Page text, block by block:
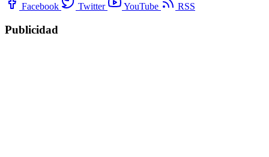
Facebook Twitter YouTube RSS
Publicidad